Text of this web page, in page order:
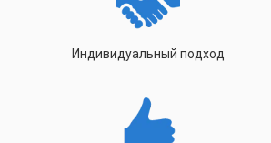
Индивидуальный подход